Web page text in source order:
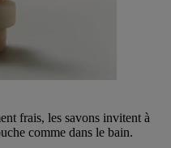
frais, les savons invitent à
comme dans le bain.